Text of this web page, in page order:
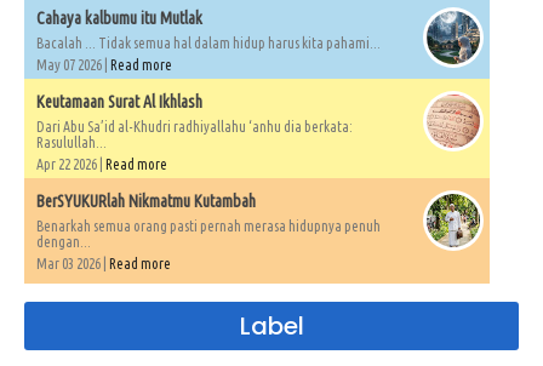
Cahaya kalbumu itu Mutlak
Bacalah ... Tidak semua hal dalam hidup harus kita pahami...
May 07 2026 | Read more
Keutamaan Surat Al Ikhlash
Dari Abu Sa’id al-Khudri radhiyallahu ‘anhu dia berkata:
Rasulullah...
Apr 22 2026 | Read more
BerSYUKURlah Nikmatmu Kutambah
Benarkah semua orang pasti pernah merasa hidupnya penuh
dengan...
Mar 03 2026 | Read more
Label